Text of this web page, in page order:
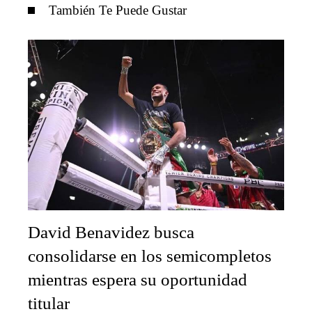
También Te Puede Gustar
David Benavidez busca
consolidarse en los semicompletos
mientras espera su oportunidad
titular